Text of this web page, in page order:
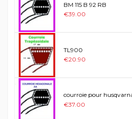
BM 115 B 92 RB
€39.00
TL900
€20.90
courroie pour husqvarna
€37.00